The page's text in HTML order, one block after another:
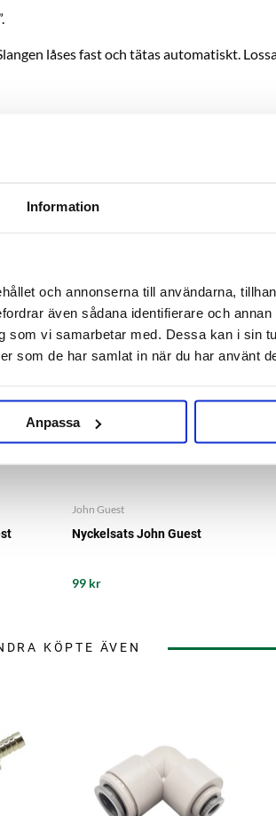
Information
och annonserna till användarna,
även sådana identifierare och
som vi samarbetar med. Dessa kan i sin
som de har samlat in när du har använt
Anpassa
låses fast och tätas automatiskt.
John Guest
Nyckelsats John Guest
99 kr
KÖPTE ÄVEN